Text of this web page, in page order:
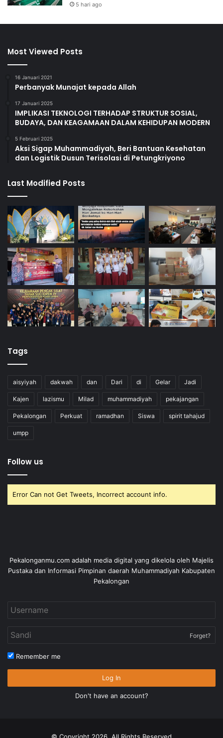
5 hari ago
Most Viewed Posts
16 Januari 2021
Perbanyak Munajat kepada Allah
17 Januari 2025
IMPLIKASI TEKNOLOGI TERHADAP STRUKTUR SOSIAL,
BUDAYA, DAN KEAGAMAAN DALAM KEHIDUPAN MODERN
5 Februari 2025
Aksi Sigap Muhammadiyah, Beri Bantuan Kesehatan
dan Logistik Dusun Terisolasi di Petungkriyono
Last Modified Posts
Tags
aisyiyah dakwah dan Dari di Gelar Jadi
Kajen lazismu Milad muhammadiyah pekajangan
Pekalongan Perkuat ramadhan Siswa spirit tahajud
umpp
Follow us
Error Can not Get Tweets, Incorrect account info.
Pekalonganmu.com adalah media digital yang dikelola oleh Majelis
Pustaka dan Informasi Pimpinan daerah Muhammadiyah Kabupaten
Pekalongan
Forget?
Remember me
Log In
Don't have an account?